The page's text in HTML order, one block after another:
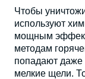
Чтобы
используют
мощным
методам
попадают даже
мелкие щели.